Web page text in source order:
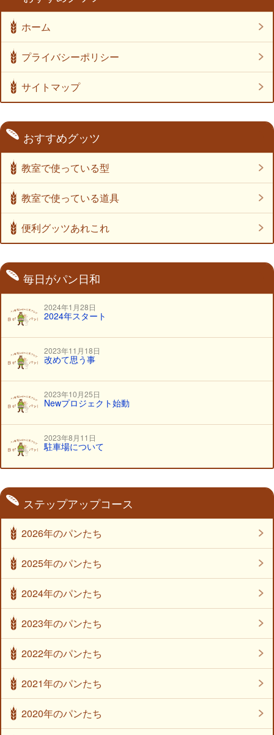
ホーム
プライバシーポリシー
サイトマップ
おすすめグッツ
教室で使っている型
教室で使っている道具
便利グッツあれこれ
パンウォーマー
毎日がパン日和
2024年1月28日
2024年スタート
2023年11月18日
改めて思う事
2023年10月25日
Newプロジェクト始動
2023年8月11日
駐車場について
ステップアップコース
2026年のパンたち
2025年のパンたち
2024年のパンたち
2023年のパンたち
2022年のパンたち
2021年のパンたち
2020年のパンたち